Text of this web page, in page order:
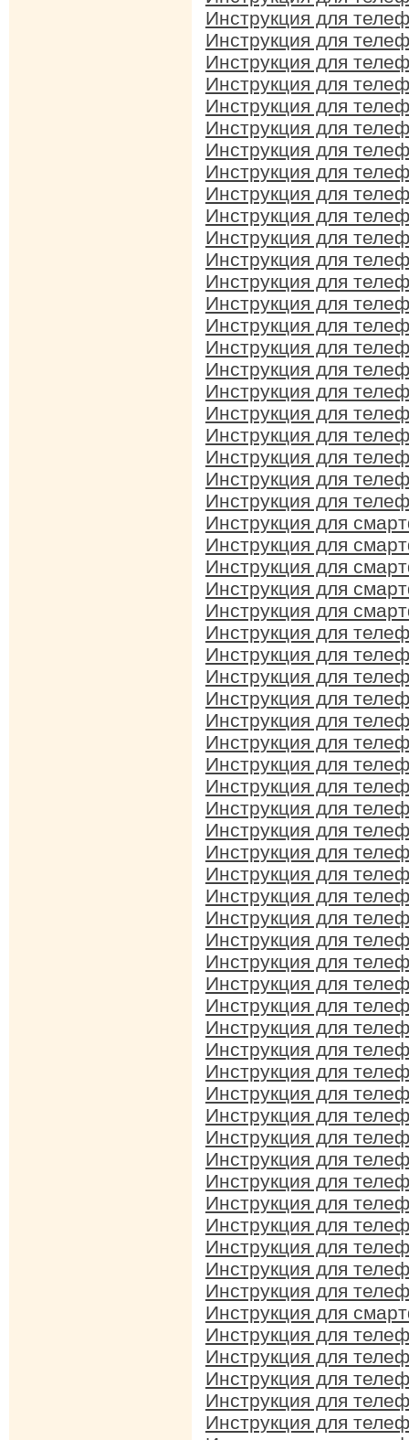
Инструкция для
Инструкция для
Инструкция для
Инструкция для
Инструкция для
Инструкция для
Инструкция для
Инструкция для
Инструкция для
Инструкция для
Инструкция для
Инструкция для
Инструкция для
Инструкция для
Инструкция для
Инструкция для
Инструкция для
Инструкция для
Инструкция для
Инструкция для
Инструкция для
Инструкция для
Инструкция для
Инструкция для
Инструкция для
Инструкция для
Инструкция для
Инструкция для
Инструкция для
Инструкция для
Инструкция для
Инструкция для
Инструкция для
Инструкция для
Инструкция для
Инструкция для
Инструкция для
Инструкция для
Инструкция для
Инструкция для
Инструкция для
Инструкция для
Инструкция для
Инструкция для
Инструкция для
Инструкция для
Инструкция для
Инструкция для
Инструкция для
Инструкция для
Инструкция для
Инструкция для
Инструкция для
Инструкция для
Инструкция для
Инструкция для
Инструкция для
Инструкция для
Инструкция для
Инструкция для
Инструкция для
Инструкция для
Инструкция для
Инструкция для
Инструкция для